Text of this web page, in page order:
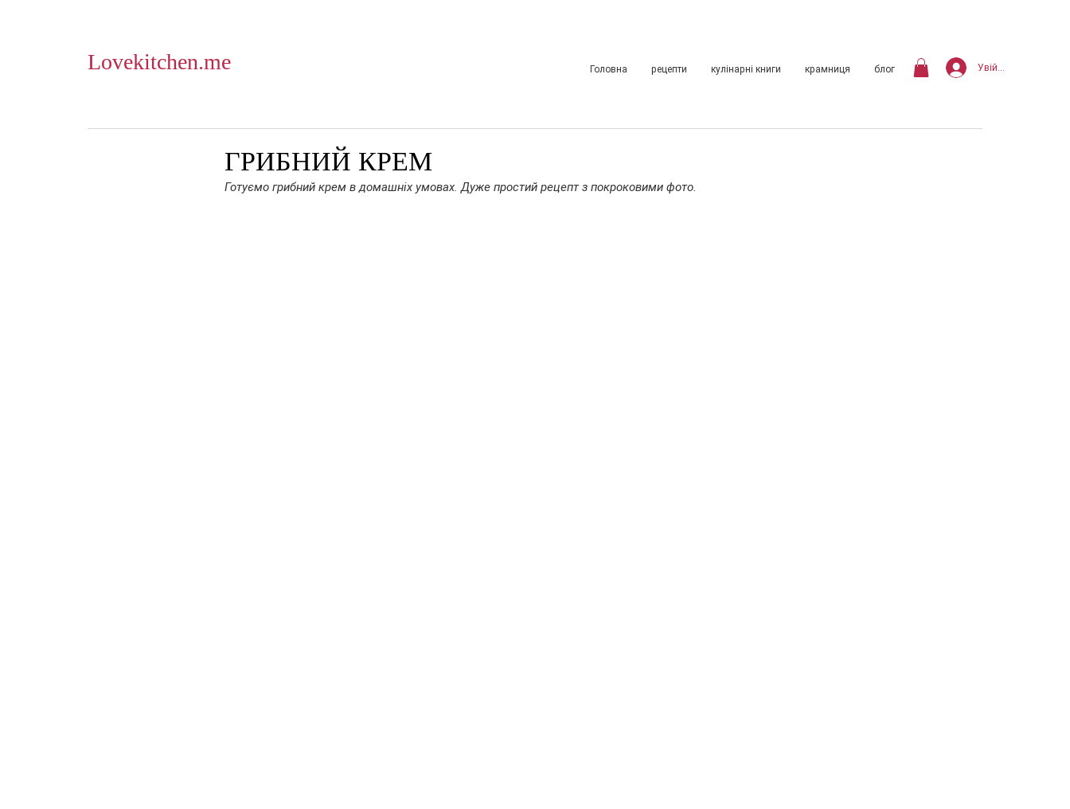
Lovekitchen.me блог
крамниця
кулінарні книги
рецепти
Головна Увійти
ГРИБНИЙ КРЕМ
Готуємо грибний крем в домашніх умовах. Дуже простий рецепт з покроковими фото.